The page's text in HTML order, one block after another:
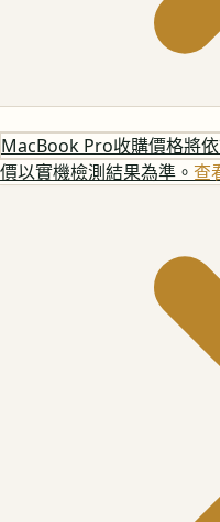
MacBook Pro收購價格將
價以實機檢測結果為準。 查